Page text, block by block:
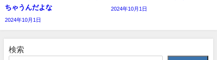
ちゃうんだよな
2024年10月1日
2024年10月1日
検索